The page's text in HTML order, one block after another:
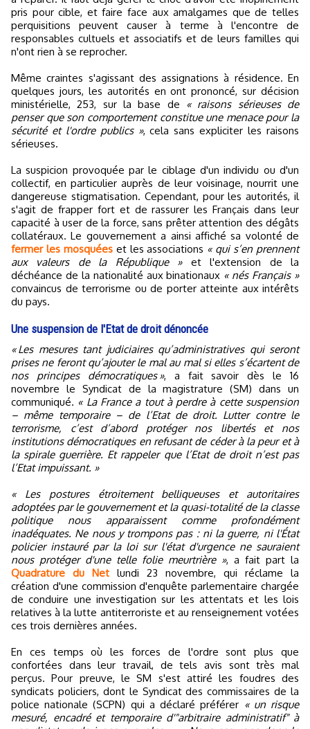
pris pour cible, et faire face aux amalgames que de telles
perquisitions peuvent causer à terme à l'encontre de
responsables cultuels et associatifs et de leurs familles qui
n'ont rien à se reprocher.
Même craintes s'agissant des assignations à résidence. En
quelques jours, les autorités en ont prononcé, sur décision
ministérielle, 253, sur la base de
« raisons sérieuses de
penser que son comportement constitue une menace pour la
sécurité et l'ordre publics », cela sans expliciter les raisons
sérieuses.
La suspicion provoquée par le ciblage d'un individu ou d'un
collectif, en particulier auprès de leur voisinage, nourrit une
dangereuse stigmatisation. Cependant, pour les autorités, il
s'agit de frapper fort et de rassurer les Français dans leur
capacité à user de la force, sans prêter attention des dégâts
collatéraux. Le gouvernement a ainsi affiché sa volonté de
fermer les mosquéeset les associations « qui s’en prennent
aux valeurs de la République »et l'extension de la
déchéance de la nationalité aux binationaux « nés Français »
convaincus de terrorisme ou de porter atteinte aux intérêts
du pays.
Une suspension de l'Etat de droit dénoncée
« Les mesures tant judiciaires qu’administratives qui seront
prises ne feront qu’ajouter le mal au mal si elles s’écartent de
nos principes démocratiques », a fait savoir dès le 16
novembre le Syndicat de la magistrature (SM) dans un
communiqué. « La France a tout à perdre à cette suspension
– même temporaire – de l’Etat de droit. Lutter contre le
terrorisme, c’est d’abord protéger nos libertés et nos
institutions démocratiques en refusant de céder à la peur et à
la spirale guerrière. Et rappeler que l’Etat de droit n’est pas
l’Etat impuissant. »
« Les postures étroitement belliqueuses et autoritaires
adoptées par le gouvernement et la quasi-totalité de la classe
politique nous apparaissent comme profondément
inadéquates. Ne nous y trompons pas : ni la guerre, ni l'État
policier instauré par la loi sur l'état d'urgence ne sauraient
nous protéger d'une telle folie meurtrière », a fait part la
Quadrature du Net lundi 23 novembre, qui réclame la
création d'une commission d'enquête parlementaire chargée
de conduire une investigation sur les attentats et les lois
relatives à la lutte antiterroriste et au renseignement votées
ces trois dernières années.
En ces temps où les forces de l'ordre sont plus que
confortées dans leur travail, de tels avis sont très mal
perçus. Pour preuve, le SM s'est attiré les foudres des
syndicats policiers, dont le Syndicat des commissaires de la
police nationale (SCPN) qui a déclaré préférer « un risque
mesuré, encadré et temporaire d'"arbitraire administratif" à